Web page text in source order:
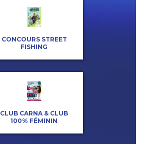
CONCOURS STREET
FISHING
CLUB CARNA & CLUB
100% FÉMININ